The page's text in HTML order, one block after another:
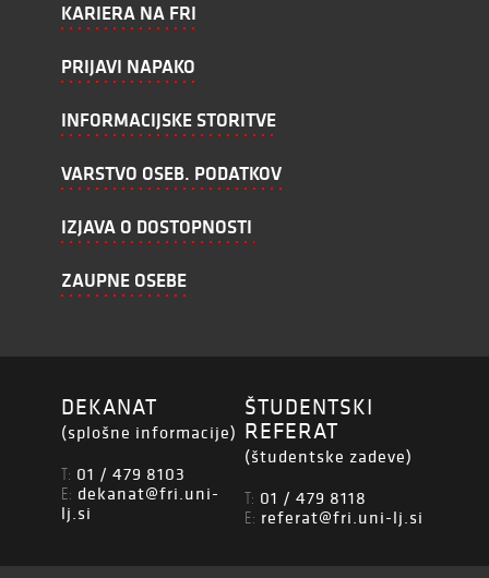
KARIERA NA FRI
PRIJAVI NAPAKO
INFORMACIJSKE STORITVE
VARSTVO OSEB. PODATKOV
IZJAVA O DOSTOPNOSTI
ZAUPNE OSEBE
DEKANAT
(splošne informacije)
T: 01 / 479 8103
E: dekanat@fri.uni-
lj.si
ŠTUDENTSKI
REFERAT
(študentske zadeve)
T: 01 / 479 8118
E: referat@fri.uni-lj.si